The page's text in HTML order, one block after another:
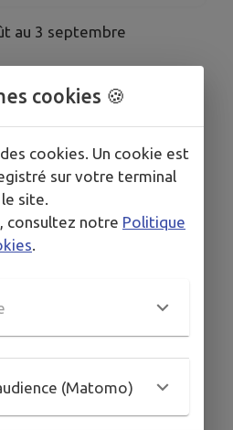
au 3 septembre
cookies 🍪
cookies. Un cookie est
sur votre terminal
site.
consultez notre Politique
.
(Matomo)